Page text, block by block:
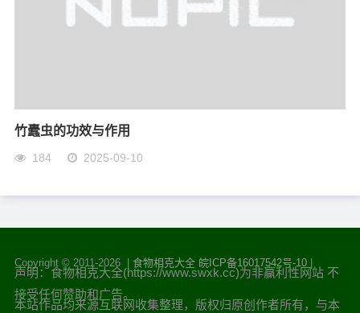
竹蠹虫的功效与作用
184 2025-09-10
Copyright © 2011-2026 | 食物相克大全 皖ICP备16017542号-10|
声明：食物相克大全(https://www.swxk.cc)为非赢利性网站 不
接受任何赞助和广告。
本站作品均来源互联网收集整理，版权归原创作者所有，与本